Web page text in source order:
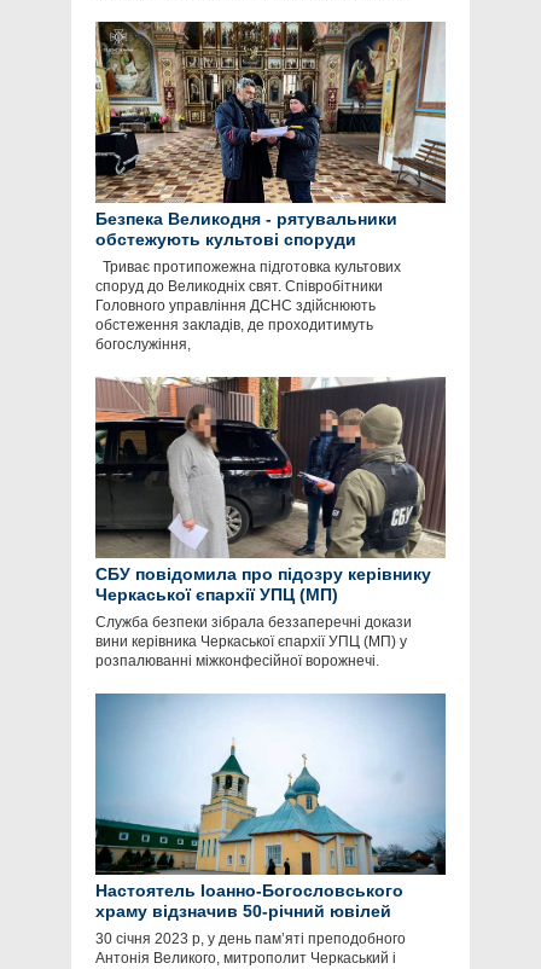
Безпека Великодня - рятувальники
обстежують культові споруди
Триває протипожежна підготовка культових
споруд до Великодніх свят. Співробітники
Головного управління ДСНС здійснюють
обстеження закладів, де проходитимуть
богослужіння,
СБУ повідомила про підозру керівнику
Черкаської єпархії УПЦ (МП)
Служба безпеки зібрала беззаперечні докази
вини керівника Черкаської єпархії УПЦ (МП) у
розпалюванні міжконфесійної ворожнечі.
Настоятель Іоанно-Богословського
храму відзначив 50-річний ювілей
30 січня 2023 р, у день пам’яті преподобного
Антонія Великого, митрополит Черкаський і